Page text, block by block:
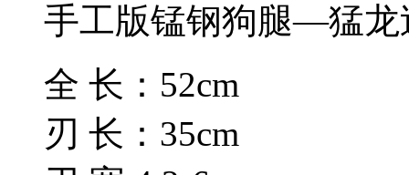
手工版锰钢狗腿—猛龙
全 长：52cm
刃 长：35cm